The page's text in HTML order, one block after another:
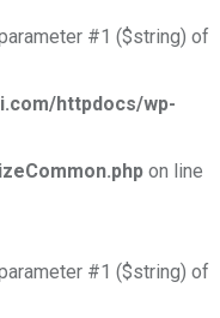
#1 ($string) of
httpdocs/wp-
on line
#1 ($string) of